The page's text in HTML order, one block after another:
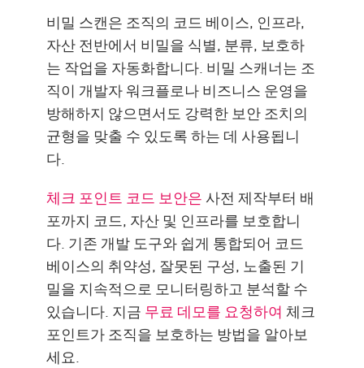
비밀 스캔은 조직의 코드 베이스, 인프라,
자산 전반에서 비밀을 식별, 분류, 보호하
는 작업을 자동화합니다. 비밀 스캐너는 조
직이 개발자 워크플로나 비즈니스 운영을
방해하지 않으면서도 강력한 보안 조치의
균형을 맞출 수 있도록 하는 데 사용됩니
다.
체크 포인트 코드 보안은 사전 제작부터 배
포까지 코드, 자산 및 인프라를 보호합니
다. 기존 개발 도구와 쉽게 통합되어 코드
베이스의 취약성, 잘못된 구성, 노출된 기
밀을 지속적으로 모니터링하고 분석할 수
있습니다. 지금 무료 데모를 요청하여 체크
포인트가 조직을 보호하는 방법을 알아보
세요.